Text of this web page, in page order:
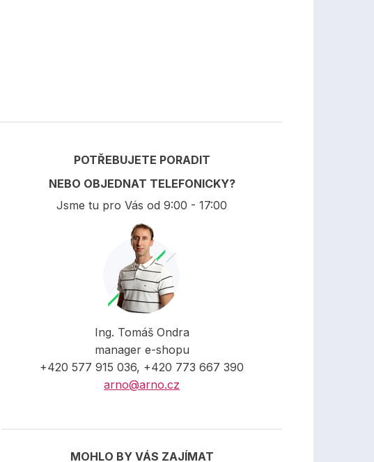
POTŘEBUJETE PORADIT
NEBO OBJEDNAT TELEFONICKY?
Jsme tu pro Vás od 9:00 - 17:00
Ing. Tomáš Ondra
manager e-shopu
+420 577 915 036, +420 773 667 390
arno@arno.cz
MOHLO BY VÁS ZAJÍMAT